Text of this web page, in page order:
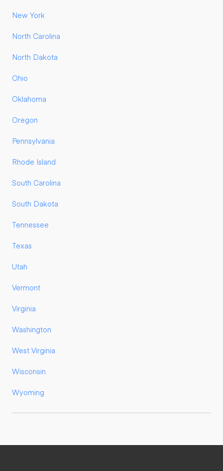
New York
North Carolina
North Dakota
Ohio
Oklahoma
Oregon
Pennsylvania
Rhode Island
South Carolina
South Dakota
Tennessee
Texas
Utah
Vermont
Virginia
Washington
West Virginia
Wisconsin
Wyoming